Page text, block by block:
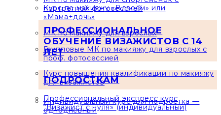
портретной фотосессией
ПРОФЕССИОНАЛЬНОЕ
ОБУЧЕНИЕ ВИЗАЖИСТОВ С 14
ЛЕТ
Курс повышения квалификации по макияжу
для визажистов
Профессиональный экспресс курс
“Визажист с нуля» (индивидуальный)
Курс по макияжу «Вдвоём» или
«Мама+дочь»
МК по макияжу для взрослых
Групповые МК по макияжу для взрослых с
проф. фотосессией
ПОДРОСТКАМ
Индивидуальный курс для подростка —
однодневный